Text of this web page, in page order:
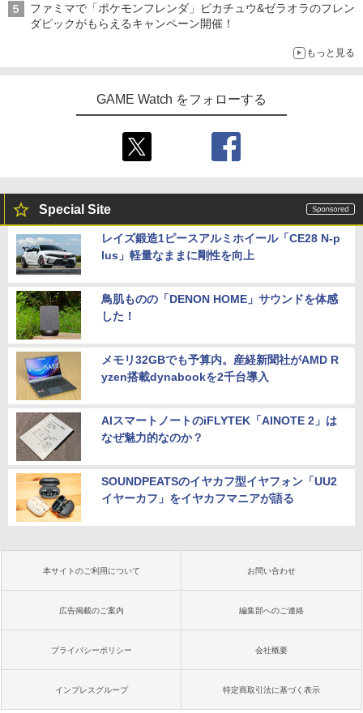
ファミマで「ポケモンフレンダ」ピカチュウ&ゼラオラのフレン
ダピックがもらえるキャンペーン開催！
もっと見る
GAME Watch をフォローする
Special Site
レイズ鍛造1ピースアルミホイール「CE28 N-p
lus」軽量なままに剛性を向上
鳥肌ものの「DENON HOME」サウンドを体感
した！
メモリ32GBでも予算内。産経新聞社がAMD R
yzen搭載dynabookを2千台導入
AIスマートノートのiFLYTEK「AINOTE 2」は
なぜ魅力的なのか？
SOUNDPEATSのイヤカフ型イヤフォン「UU2
イヤーカフ」をイヤカフマニアが語る
本サイトのご利用について お問い合わせ
広告掲載のご案内 編集部へのご連絡
プライバシーポリシー 会社概要
インプレスグループ 特定商取引法に基づく表示